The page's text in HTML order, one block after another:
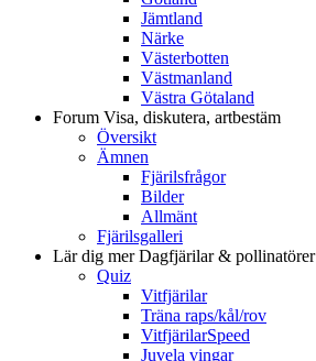
Jämtland
Närke
Västerbotten
Västmanland
Västra Götaland
Forum Visa, diskutera, artbestäm
Översikt
Ämnen
Fjärilsfrågor
Bilder
Allmänt
Fjärilsgalleri
Lär dig merDagfjärilar & pollinatörer
Quiz
Vitfjärilar
Träna raps/kål/rov
VitfjärilarSpeed
Juvela vingar